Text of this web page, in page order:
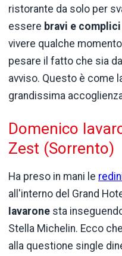
ristorante da solo per
essere bravi e complici
vivere qualche
pesare il fatto che sia
avviso. Questo è come
grandissima
Domenico
Zest (Sorrento)
Ha preso in mani le
all'interno del Grand
Iavarone sta
Stella Michelin. Ecco
alla questione single